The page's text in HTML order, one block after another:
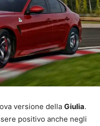
versione della Giulia.
positivo anche negli